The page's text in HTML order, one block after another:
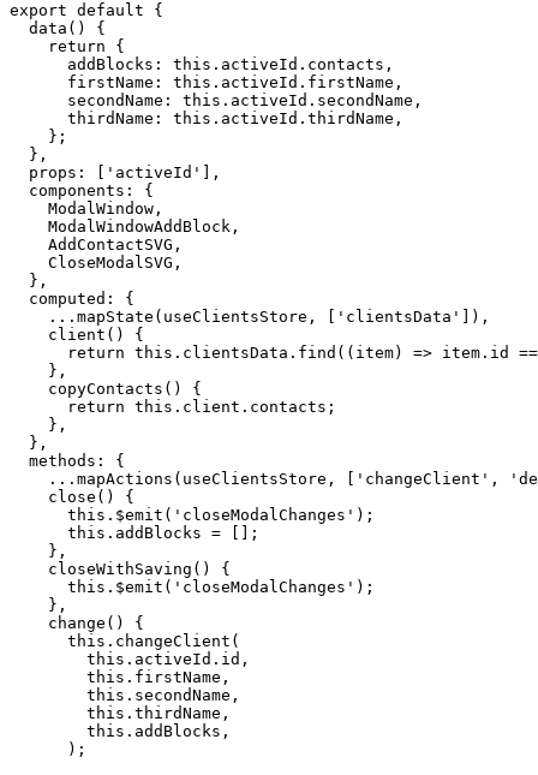
export default {
  data() {
    return {
      addBlocks: this.activeId.contacts,
      firstName: this.activeId.firstName,
      secondName: this.activeId.secondName,
      thirdName: this.activeId.thirdName,
    };
  },
  props: ['activeId'],
  components: {
    ModalWindow,
    ModalWindowAddBlock,
    AddContactSVG,
    CloseModalSVG,
  },
  computed: {
    ...mapState(useClientsStore, ['clientsData']),
    client() {
return this.clientsData.find((item) => item.id
    },
    copyContacts() {
      return this.client.contacts;
    },
  },
  methods: {
...mapActions(useClientsStore, ['changeClient',
    close() {
      this.$emit('closeModalChanges');
      this.addBlocks = [];
    },
    closeWithSaving() {
      this.$emit('closeModalChanges');
    },
    change() {
      this.changeClient(
        this.activeId.id,
        this.firstName,
        this.secondName,
        this.thirdName,
        this.addBlocks,
      );